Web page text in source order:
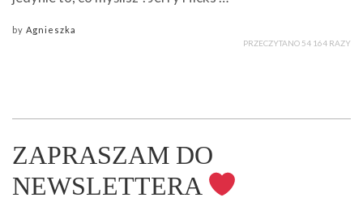
by Agnieszka
PRZECZYTANO 54 164 RAZY
ZAPRASZAM DO
NEWSLETTERA